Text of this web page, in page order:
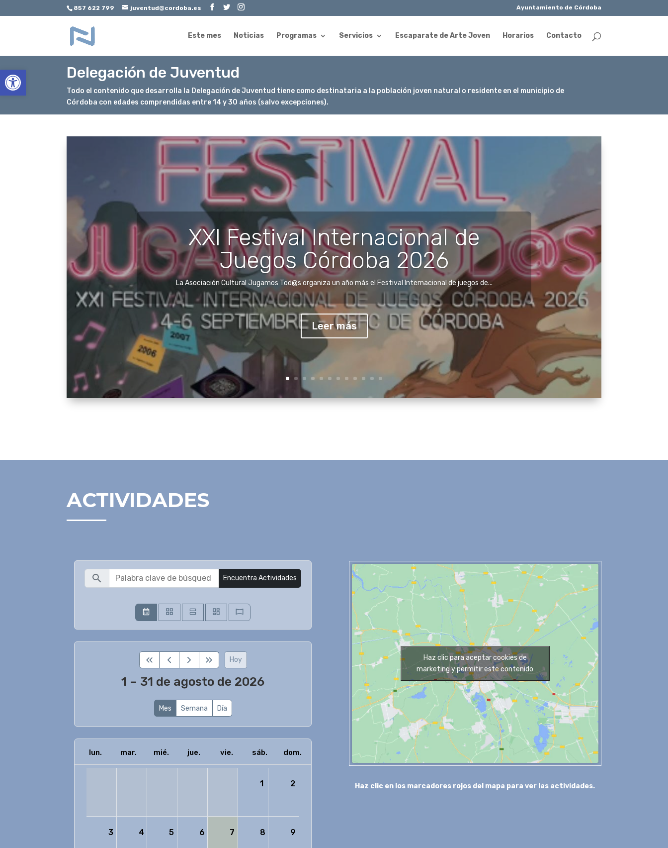
Abrir barra de herramientas
857 622 799 juventud@cordoba.es Ayuntamiento de Córdoba
Este mes Noticias Programas Servicios Escaparate de Arte Joven Horarios Contacto
Delegación de Juventud
Todo el contenido que desarrolla la Delegación de Juventud tiene como destinataria a la población joven natural o residente en el municipio de
Córdoba con edades comprendidas entre 14 y 30 años (salvo excepciones).
XXI Festival Internacional de
Juegos Córdoba 2026
La Asociación Cultural Jugamos Tod@s organiza un año más el Festival Internacional de juegos de...
Leer más
Talleres Gaming y Cómic en las
Jornadas Culturales de Cerro
Muriano
La barriada periférica de Cerro Muriano celebra en el mes de agosto sus jornadas culturales y la...
ACTIVIDADES
search Encuentra Actividades
Hoy
1 – 31 de agosto de 2026
Mes Semana Día
lun. mar. mié. jue. vie. sáb. dom.
1 2
3 4 5 6 7 8 9
Haz clic para aceptar cookies de
marketing y permitir este contenido
Haz clic en los marcadores rojos del mapa para ver las actividades.